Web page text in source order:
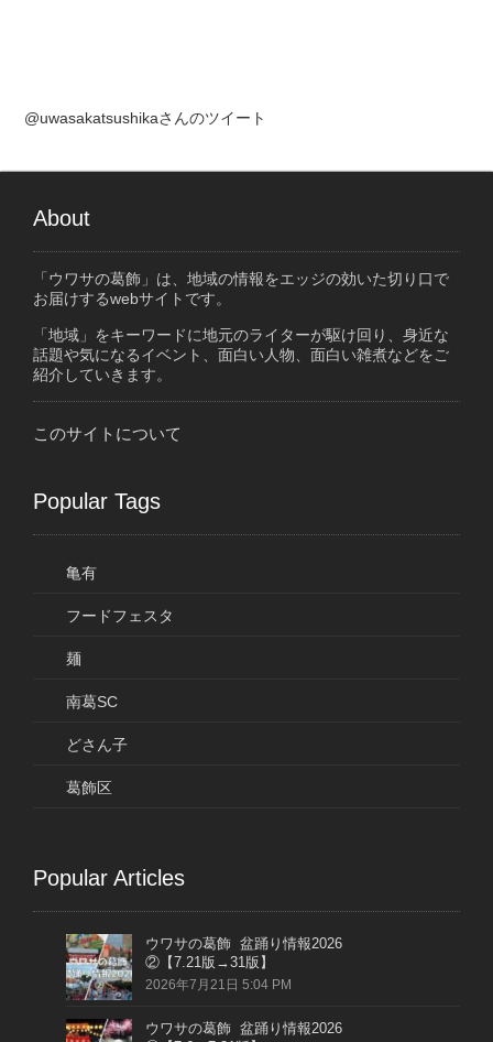
@uwasakatsushikaさんのツイート
About
「ウワサの葛飾」は、地域の情報をエッジの効いた切り口で
お届けするwebサイトです。
「地域」をキーワードに地元のライターが駆け回り、身近な
話題や気になるイベント、面白い人物、面白い雑煮などをご
紹介していきます。
このサイトについて
Popular Tags
亀有
フードフェスタ
麺
南葛SC
どさん子
葛飾区
Popular Articles
ウワサの葛飾 盆踊り情報2026
②【7.21版→31版】
2026年7月21日 5:04 PM
ウワサの葛飾 盆踊り情報2026